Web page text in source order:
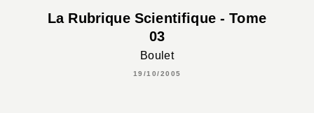
La Rubrique Scientifique - Tome
03
Boulet
19/10/2005